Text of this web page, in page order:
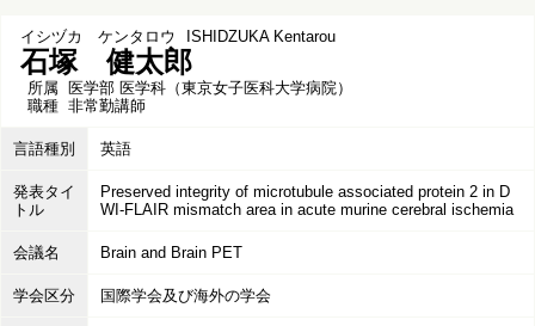
イシヅカ ケンタロウ ISHIDZUKA Kentarou
石塚 健太郎
所属 医学部 医学科（東京女子医科大学病院）
職種 非常勤講師
言語種別 英語
発表タイ
トル
Preserved integrity of microtubule associated protein 2 in D
WI-FLAIR mismatch area in acute murine cerebral ischemia
会議名 Brain and Brain PET
学会区分 国際学会及び海外の学会